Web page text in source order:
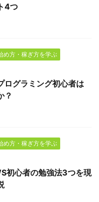
4つ
め方・稼ぎ方を学ぶ
ログラミング初心者は
？
め方・稼ぎ方を学ぶ
初心者の勉強法3つを現